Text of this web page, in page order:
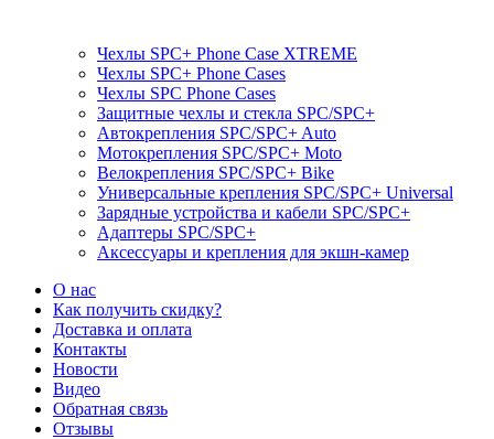
Чехлы SPC+ Phone Case XTREME
Чехлы SPC+ Phone Cases
Чехлы SPС Phone Cases
Защитные чехлы и стекла SPC/SPC+
Автокрепления SPС/SPC+ Auto
Мотокрепления SPС/SPC+ Moto
Велокрепления SPС/SPC+ Bike
Универсальные крепления SPС/SPC+ Universal
Зарядные устройства и кабели SPC/SPC+
Адаптеры SPC/SPC+
Аксессуары и крепления для экшн-камер
О нас
Как получить скидку?
Доставка и оплата
Контакты
Новости
Видео
Обратная связь
Отзывы